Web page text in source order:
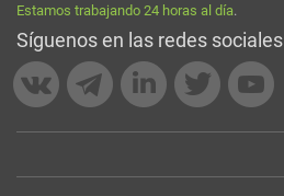
Estamos trabajando 24 horas al día.
Síguenos en las redes sociales